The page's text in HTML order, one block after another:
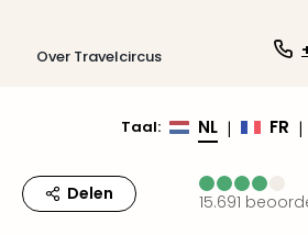
Over Travelcircus
Taal: NL | FR |
Delen 15.691